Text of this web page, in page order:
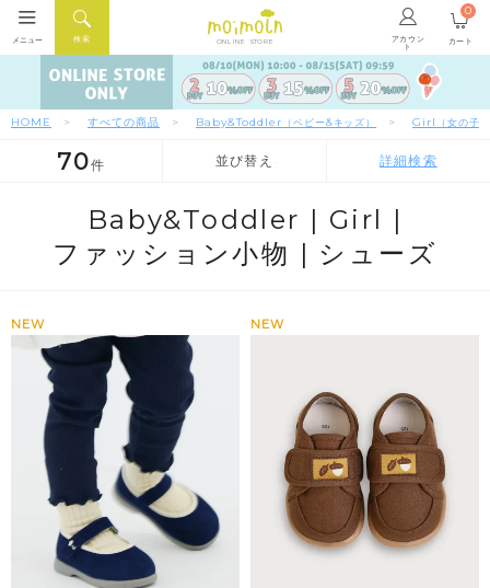
ONLINE STORE アカウン
ト
検索
メニュー カート
0
HOME すべての商品 Baby&Toddler （ベビー&キッズ） Girl （女の子）
並び替え
価格が安い順
70件 詳細検索
Baby&Toddler | Girl |
ファッション小物 | シューズ
NEW NEW